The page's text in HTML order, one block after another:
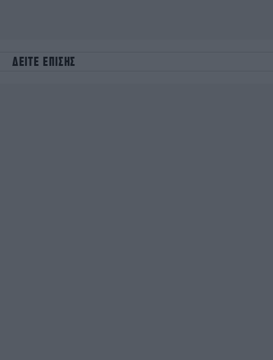
ΔΕΙΤΕ ΕΠΙΣΗΣ